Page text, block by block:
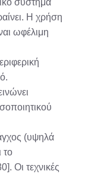
σύστημα
Η χρήση
ωφέλιμη
(υψηλά
το
Οι τεχνικές